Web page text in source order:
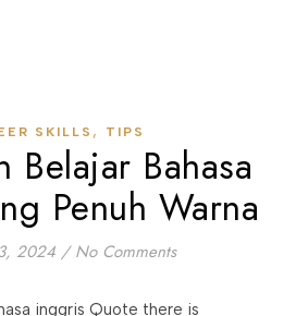
SKILLS , TIPS
Belajar Bahasa
Penuh Warna
2024 / No Comments